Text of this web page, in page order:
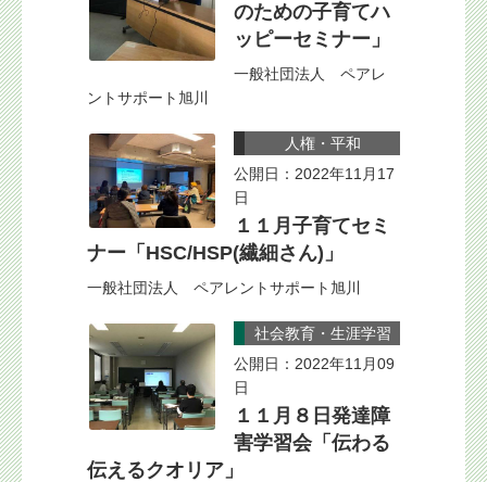
のための子育てハ
ッピーセミナー」
一般社団法人 ペアレ
ントサポート旭川
人権・平和
公開日：2022年11月17
日
１１月子育てセミ
ナー「HSC/HSP(繊細さん)」
一般社団法人 ペアレントサポート旭川
社会教育・生涯学習
公開日：2022年11月09
日
１１月８日発達障
害学習会「伝わる
伝えるクオリア」